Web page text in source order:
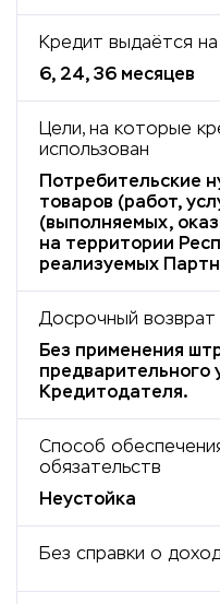
Кредит выдаётся на
6, 24, 36 месяцев
Цели, на которые
использован
Потребительские
товаров (работ,
(выполняемых,
на территории
реализуемых
Досрочный возврат
Без применения
предварительного
Кредитодателя.
Способ
обязательств
Неустойка
Без справки о